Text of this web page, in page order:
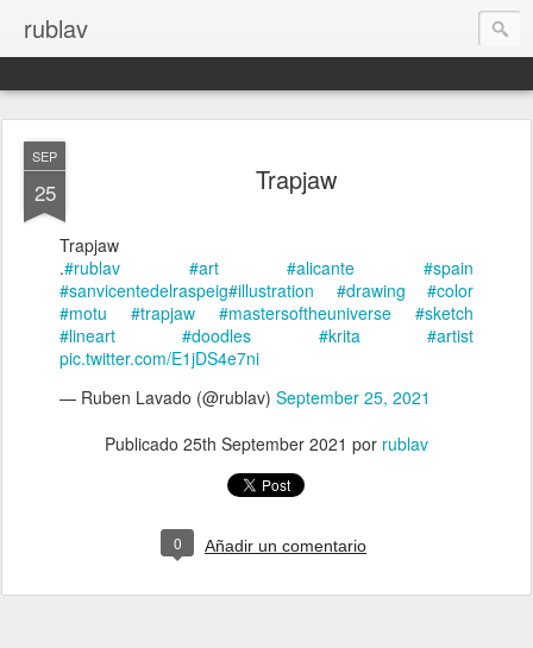
rublav
SEP
25 Trapjaw
Trapjaw
.#rublav #art #alicante
#spain
#sanvicentedelraspeig#illustration #drawing
#color
#motu
#trapjaw #mastersoftheuniverse
#sketch
#lineart
#doodles #krita
#artist
pic.twitter.com/E1jDS4e7ni
— Ruben Lavado (@rublav) September 25, 2021
Publicado 25th September 2021 por rublav
0 Añadir un comentario